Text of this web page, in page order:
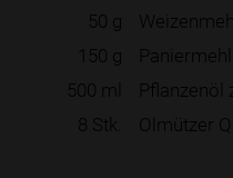
50 g
Weizenmehl
150 g
Paniermehl
500 ml
Pflanzenöl
8 Stk. Olmützer